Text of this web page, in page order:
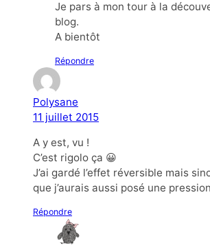
Je pars à mon tour à la
blog.
A bientôt
Répondre
Polysane
11 juillet 2015
A y est, vu !
C’est rigolo ça 😀
J’ai gardé l’effet réversible mais
que j’aurais aussi posé une
Répondre